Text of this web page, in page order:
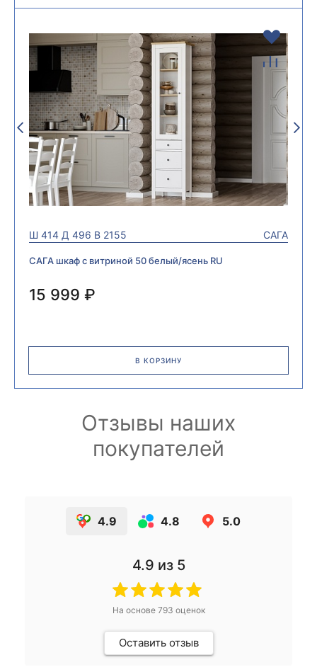
Ш 414 Д 496 В 2155 САГА
САГА шкаф с витриной 50 белый/ясень RU
15 999 ₽
В КОРЗИНУ
Отзывы наших
покупателей
4.9 4.8 5.0
4.9 из 5
На основе 793 оценок
Оставить отзыв